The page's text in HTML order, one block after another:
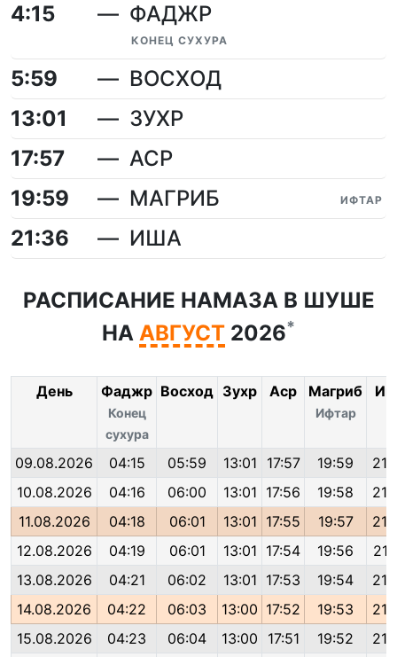
4:15 ФАДЖР
КОНЕЦ СУХУРА
5:59
ВОСХОД
13:01
ЗУХР
17:57
АСР
19:59
МАГРИБ ИФТАР
21:36 ИША
РАСПИСАНИЕ НАМАЗА В ШУШЕ
НА АВГУСТ 2026*
День Фаджр
Конец
сухура
Восход Зухр Аср Магриб
Ифтар
09.08.2026 04:15 05:59 13:01 17:57 19:59
10.08.2026
04:16 06:00 13:01 17:56 19:58
11.08.2026
04:18 06:01 13:01 17:55 19:57
12.08.2026
04:19 06:01 13:01 17:54 19:56
13.08.2026
04:21 06:02 13:01 17:53 19:54
14.08.2026
04:22 06:03 13:00 17:52 19:53
15.08.2026
04:23 06:04 13:00 17:51 19:52